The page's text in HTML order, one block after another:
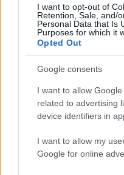
I want to opt-out of
Retention, Sale, and/
Personal Data that Is
Purposes for which it
Opted Out
Google consents
I want to allow
related to advertising
device identifiers in
I want to allow my
Google for online
VácziKristóf